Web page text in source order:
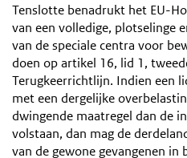
Tenslotte benadrukt het EU-
van een volledige, plotselinge
van de speciale centra voor
doen op artikel 16, lid 1,
Terugkeerrichtlijn. Indien een
met een dergelijke
dwingende maatregel dan de
volstaan, dan mag de
van de gewone gevangenen